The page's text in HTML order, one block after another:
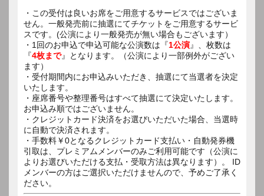
・この受付は良いお席をご用意するサービスではございま
せん。一般発売前に抽選にてチケットをご用意するサービ
スです。(公演により一般発売が無い場合もございます）
・1回のお申込で申込可能な公演数は『1公演』、枚数は
『4枚まで』となります。（公演により一部例外がござい
ます）
・受付期間内にお申込みいただき、抽選にて当選者を決定
いたします。
・座席番号や整理番号はすべて抽選にて決定いたします。
お申込み順ではございません。
・クレジットカード決済をお選びいただいた場合、当選時
に自動で決済されます。
・手数料￥0となるクレジットカード支払い・自動発券機
引取は、プレミアムメンバーのみご利用可能です（公演に
よりお選びいただける支払・受取方法は異なります）。 ID
メンバーの方はご選択いただけませんので、予めご了承く
ださい。